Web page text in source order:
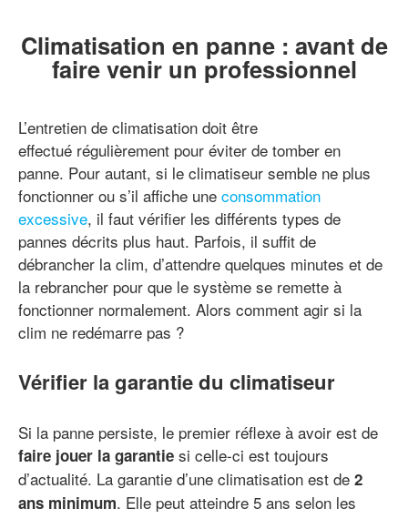
Climatisation en panne : avant de
faire venir un professionnel
L’entretien de climatisation doit être
effectué régulièrement pour éviter de tomber en
panne. Pour autant, si le climatiseur semble ne plus
fonctionner ou s’il affiche une consommation
excessive, il faut vérifier les différents types de
pannes décrits plus haut. Parfois, il suffit de
débrancher la clim, d’attendre quelques minutes et de
la rebrancher pour que le système se remette à
fonctionner normalement. Alors comment agir si la
clim ne redémarre pas ?
Vérifier la garantie du climatiseur
Si la panne persiste, le premier réflexe à avoir est de
faire jouer la garantie si celle-ci est toujours
d’actualité. La garantie d’une climatisation est de 2
ans minimum. Elle peut atteindre 5 ans selon les